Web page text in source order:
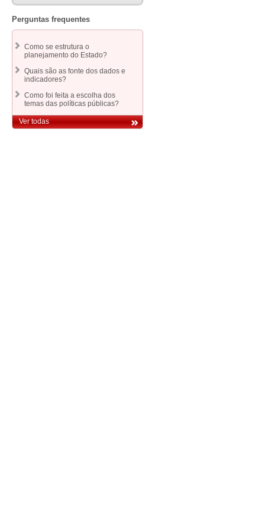
Portaria de Consolidação 5, de 2017, do
Ministério da Saúde. Consolidação das
normas sobre as ações e os serviços
Perguntas frequentes
Como se estrutura o
planejamento do Estado?
Quais são as fonte dos dados e
indicadores?
Como foi feita a escolha dos
temas das políticas públicas?
Ver todas